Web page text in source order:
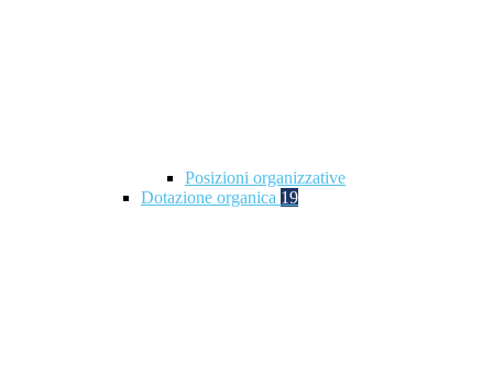
Posizioni organizzative
Dotazione organica 19